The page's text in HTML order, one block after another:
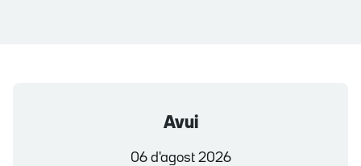
Avui
06 d'agost 2026